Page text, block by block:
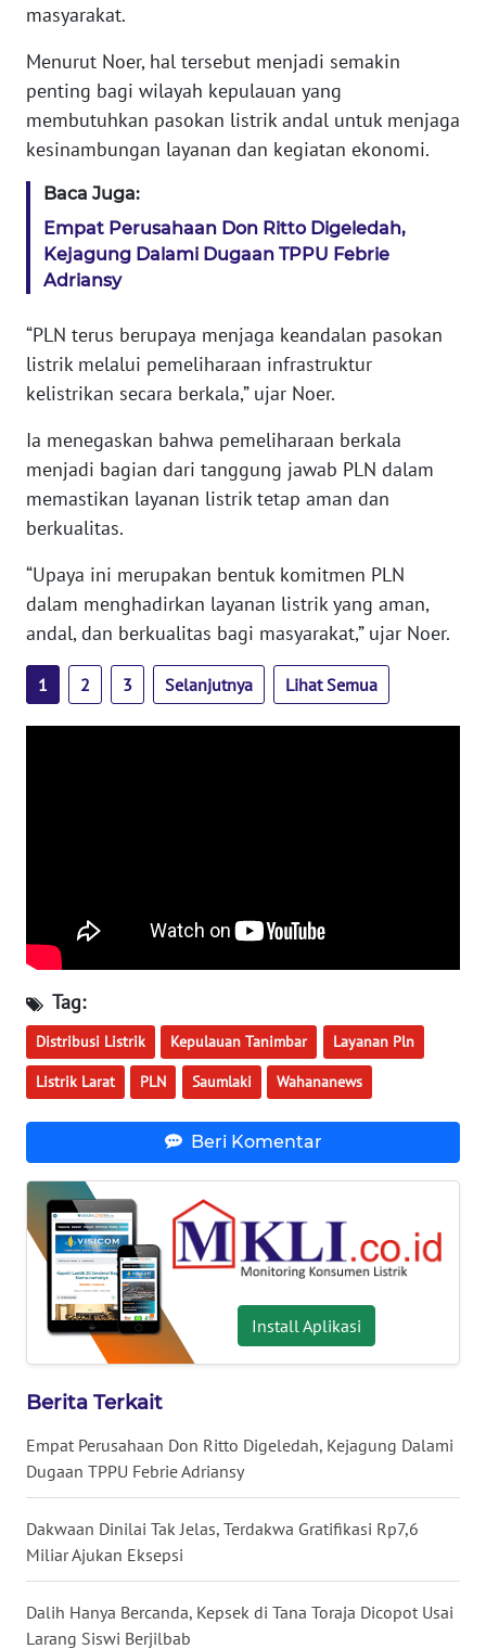
masyarakat.
Menurut Noer, hal tersebut menjadi semakin
penting bagi wilayah kepulauan yang
membutuhkan pasokan listrik andal untuk menjaga
kesinambungan layanan dan kegiatan ekonomi.
Baca Juga:
Empat Perusahaan Don Ritto Digeledah,
Kejagung Dalami Dugaan TPPU Febrie
Adriansy
“PLN terus berupaya menjaga keandalan pasokan
listrik melalui pemeliharaan infrastruktur
kelistrikan secara berkala,” ujar Noer.
Ia menegaskan bahwa pemeliharaan berkala
menjadi bagian dari tanggung jawab PLN dalam
memastikan layanan listrik tetap aman dan
berkualitas.
“Upaya ini merupakan bentuk komitmen PLN
dalam menghadirkan layanan listrik yang aman,
andal, dan berkualitas bagi masyarakat,” ujar Noer.
1 2 3 Selanjutnya Lihat Semua
Tag:
Distribusi Listrik Kepulauan Tanimbar Layanan Pln
Listrik Larat PLN Saumlaki Wahananews
Beri Komentar
Install Aplikasi
Berita Terkait
Empat Perusahaan Don Ritto Digeledah, Kejagung Dalami
Dugaan TPPU Febrie Adriansy
Dakwaan Dinilai Tak Jelas, Terdakwa Gratifikasi Rp7,6
Miliar Ajukan Eksepsi
Dalih Hanya Bercanda, Kepsek di Tana Toraja Dicopot Usai
Larang Siswi Berjilbab
WN
PAPUA
RIAU
SERAMBI
WN
SULTRA
NTB
WN
WN
SULBAR
WN
WN
BENGKULU
WN
LAMPUNG
WN
JATENG
WN
NUSANTARA
WN
JOGJA
WN
JATIM
BALI
WN
KALBAR
WN
KALTENG